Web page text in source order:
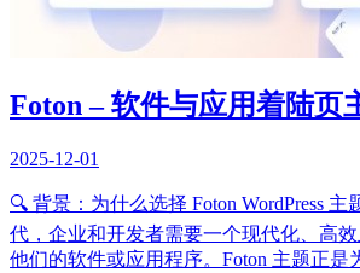
Foton – 软件与应用着陆页
2025-12-01
🔍 背景：为什么选择 Foton WordPress
代，企业和开发者需要一个现代化、高
他们的软件或应用程序。Foton 主题正是